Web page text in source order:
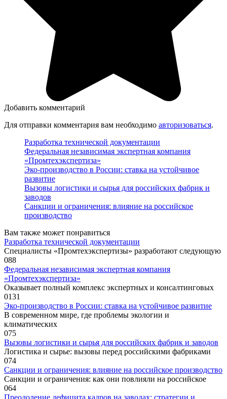
Добавить комментарий
Для отправки комментария вам необходимо авторизоваться.
Разработка технической документации
Федеральная независимая экспертная компания
«Промтехэкспертиза»
Эко-производство в России: ставка на устойчивое
развитие
Вызовы логистики и сырья для российских фабрик и
заводов
Санкции и ограничения: влияние на российское
производство
Вам также может понравиться
Разработка технической документации
Специалисты «Промтехэкспертизы» разработают следующую
088
Федеральная независимая экспертная компания
«Промтехэкспертиза»
Оказывает полный комплекс экспертных и консалтинговых
0131
Эко-производство в России: ставка на устойчивое развитие
В современном мире, где проблемы экологии и
климатических
075
Вызовы логистики и сырья для российских фабрик и заводов
Логистика и сырье: вызовы перед российскими фабриками
074
Санкции и ограничения: влияние на российское производство
Санкции и ограничения: как они повлияли на российское
064